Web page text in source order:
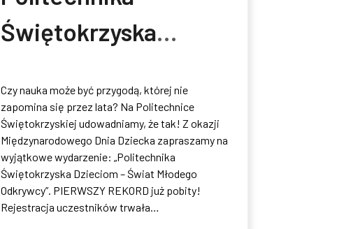
Świętokrzyska
Młodego Odkrywcy:
Największy Festiwal
Nauki dla dzieci w
regionie! – MIEJSCA
Czy nauka może być przygodą, której nie
zapomina się przez lata? Na Politechnice
Świętokrzyskiej udowadniamy, że tak! Z okazji
Międzynarodowego Dnia Dziecka zapraszamy na
wyjątkowe wydarzenie: „Politechnika
Świętokrzyska Dzieciom – Świat Młodego
Odkrywcy”. PIERWSZY REKORD już pobity!
Rejestracja uczestników trwała…